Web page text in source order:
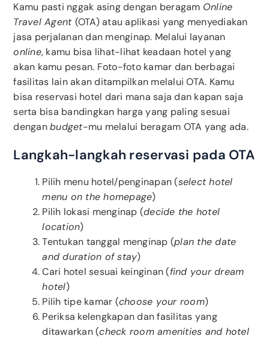
Kamu pasti nggak asing dengan beragam Online
Travel Agent (OTA) atau aplikasi yang menyediakan
jasa perjalanan dan menginap. Melalui layanan
online, kamu bisa lihat-lihat keadaan hotel yang
akan kamu pesan. Foto-foto kamar dan berbagai
fasilitas lain akan ditampilkan melalui OTA. Kamu
bisa reservasi hotel dari mana saja dan kapan saja
serta bisa bandingkan harga yang paling sesuai
denganbudget-mu melalui beragam OTA yang ada.
Langkah-langkah reservasi pada OTA
Pilih menu hotel/penginapan (select hotel
menu on the homepage)
Pilih lokasi menginap (decide the hotel
location)
Tentukan tanggal menginap (plan the date
and duration of stay)
Cari hotel sesuai keinginan (find your dream
hotel)
Pilih tipe kamar (choose your room)
Periksa kelengkapan dan fasilitas yang
ditawarkan (check room amenities and hotel